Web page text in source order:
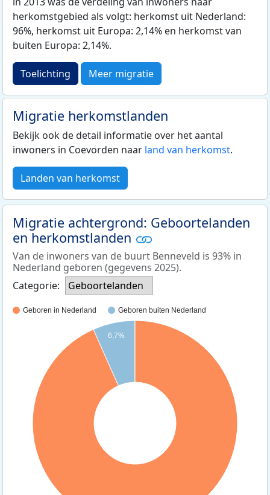
herkomstgebied als volgt: herkomst uit Nederland:
96%, herkomst uit Europa: 2,14% en herkomst van
buiten Europa: 2,14%.
Toelichting Meer migratie
Migratie herkomstlanden
Bekijk ook de detail informatie over het aantal
inwoners in Coevorden naar land van herkomst.
Landen van herkomst
Migratie achtergrond: Geboortelanden
en herkomstlanden
Van de inwoners van de buurt Benneveld is 93% in
Nederland geboren (gegevens 2025).
Categorie:
Geboortelanden
Geboren in Nederland Geboren buiten Nederland
6,7%